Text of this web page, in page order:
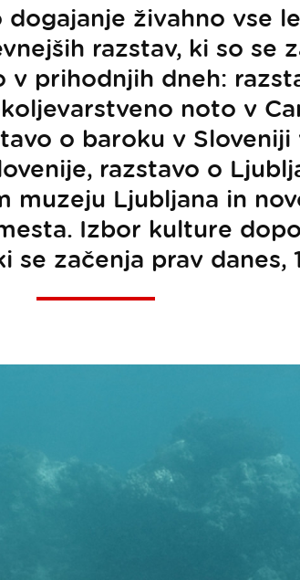
živahno vse
razstav, ki so se
v prihodnjih dneh:
noto v
o baroku v
razstavo o
muzeju Ljubljana in
Izbor kulture
se začenja prav danes,